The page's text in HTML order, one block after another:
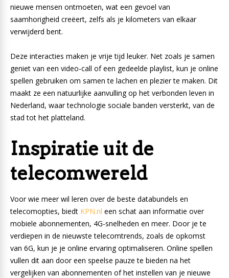
nieuwe mensen ontmoeten, wat een gevoel van
saamhorigheid creëert, zelfs als je kilometers van elkaar
verwijderd bent.
Deze interacties maken je vrije tijd leuker. Net zoals je samen
geniet van een video-call of een gedeelde playlist, kun je online
spellen gebruiken om samen te lachen en plezier te maken. Dit
maakt ze een natuurlijke aanvulling op het verbonden leven in
Nederland, waar technologie sociale banden versterkt, van de
stad tot het platteland.
Inspiratie uit de
telecomwereld
Voor wie meer wil leren over de beste databundels en
telecomopties, biedt KPN.nl een schat aan informatie over
mobiele abonnementen, 4G-snelheden en meer. Door je te
verdiepen in de nieuwste telecomtrends, zoals de opkomst
van 6G, kun je je online ervaring optimaliseren. Online spellen
vullen dit aan door een speelse pauze te bieden na het
vergelijken van abonnementen of het instellen van je nieuwe